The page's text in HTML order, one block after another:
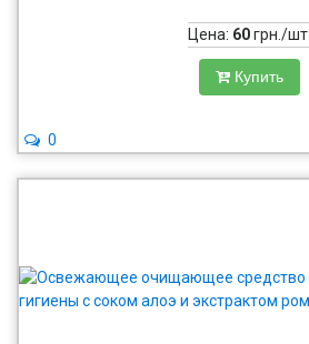
Цена: 60грн./шт.
Купить
0